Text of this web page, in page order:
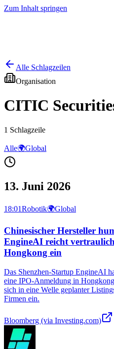
Zum Inhalt springen
Alle Schlagzeilen
Organisation
CITIC
1 Schlagzeile
Alle🌍Global
13. Juni 2026
18:01Robotik🌍Global
Chinesischer Hersteller
EngineAI reicht
Hongkong ein
Das Shenzhen-Startup EngineAI
eine IPO-Anmeldung in
sich in eine Welle geplanter
Firmen ein.
Bloomberg (via Investing.com)